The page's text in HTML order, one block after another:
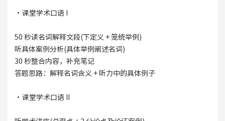
·课堂学术口语 I
50 秒读名词解释文段(下定义 + 笼统举例)
听具体案例分析(具体举例阐述名词)
30 秒整合内容，补充笔记
答题思路：解释名词含义 + 听力中的具体例子
·课堂学术口语 II